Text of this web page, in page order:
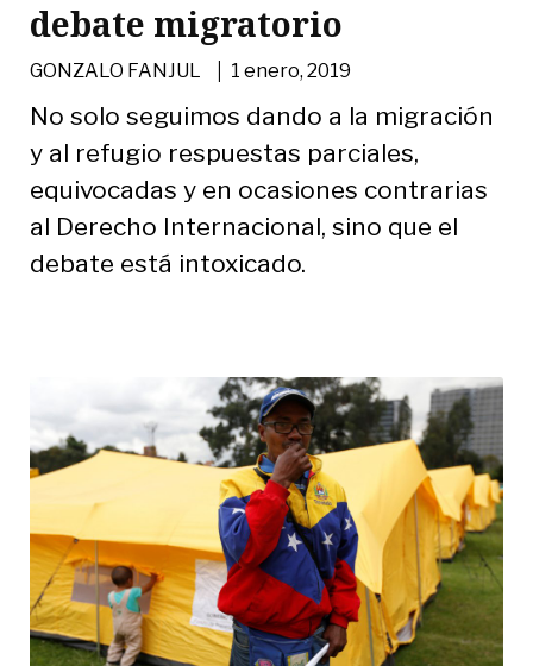
debate migratorio
GONZALO FANJUL | 1 enero, 2019
No solo seguimos dando a la migración
y al refugio respuestas parciales,
equivocadas y en ocasiones contrarias
al Derecho Internacional, sino que el
debate está intoxicado.